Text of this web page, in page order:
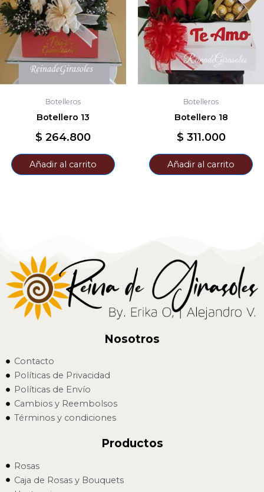
Botelleros
Botellero 13
$ 264.800
Añadir al carrito
Botelleros
Botellero 18
$ 311.000
Añadir al carrito
Nosotros
Contacto
Políticas de Privacidad
Políticas de Envío
Cambios y Reembolsos
Términos y condiciones
Productos
Rosas
Caja de Rosas y Bouquets